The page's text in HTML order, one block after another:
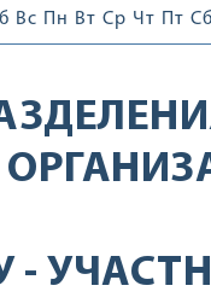
Вс Пн Вт Ср Чт Пт Сб
-